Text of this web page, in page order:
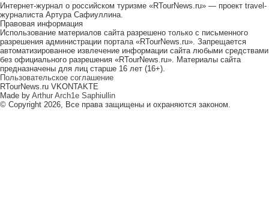
Интернет-журнал о российском туризме «RTourNews.ru» — проект travel-
журналиста Артура Сафиуллина.
Правовая информация
Использование материалов сайта разрешено только с письменного
разрешения администрации портала «RTourNews.ru». Запрещается
автоматизированное извлечение информации сайта любыми средствами
без официального разрешения «RTourNews.ru». Материалы сайта
предназначены для лиц старше 16 лет (16+).
Пользовательское соглашение
RTourNews.ru VKONTAKTE
Made by Arthur Arch1e Saphiullin
© Copyright 2026, Все права защищены и охраняются законом.